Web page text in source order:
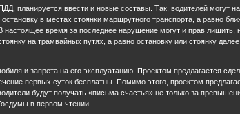
планируется ввести и новые составы. Так, водителей могут
в местах стоянки маршрутного транспорта, а равно
настоящее время за последнее нарушение могут и прав
на трамвайных путях, а равно остановку или стоянку
и запрета на его эксплуатацию. Проектом предлагается
первых суток бесплатны. Помимо этого, проектом
будут получать «письма счастья» не только за
в первом чтении.